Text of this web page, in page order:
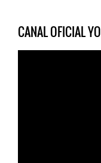
CANAL OFICIAL